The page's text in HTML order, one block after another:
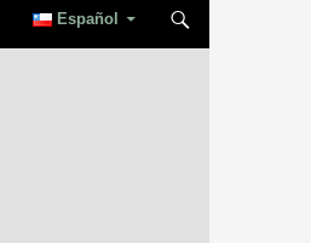
Español